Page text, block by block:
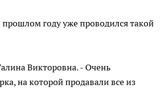
году уже проводился такой
Викторовна. - Очень
на которой продавали все из